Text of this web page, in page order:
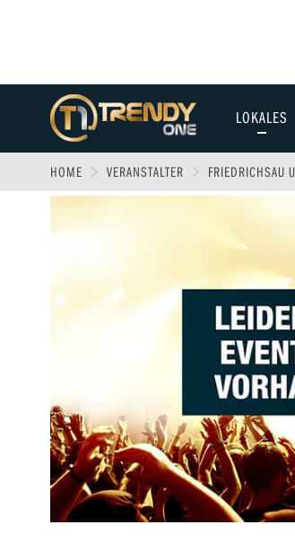
LOKALES
Allgäu
Augsburg
HOME VERANSTALTER FRIEDRICHSAU